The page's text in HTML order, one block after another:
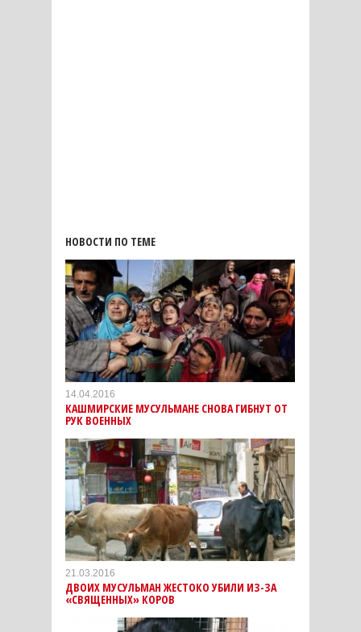
НОВОСТИ ПО ТЕМЕ
14.04.2016
КАШМИРСКИЕ МУСУЛЬМАНЕ СНОВА ГИБНУТ ОТ
РУК ВОЕННЫХ
21.03.2016
ДВОИХ МУСУЛЬМАН ЖЕСТОКО УБИЛИ ИЗ-ЗА
«СВЯЩЕННЫХ» КОРОВ